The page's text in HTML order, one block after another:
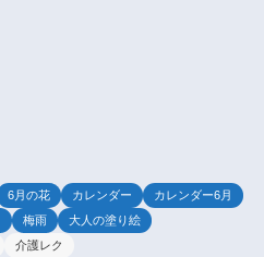
6月の花 カレンダー
カレンダー6月
梅雨
大人の塗り絵
介護レク